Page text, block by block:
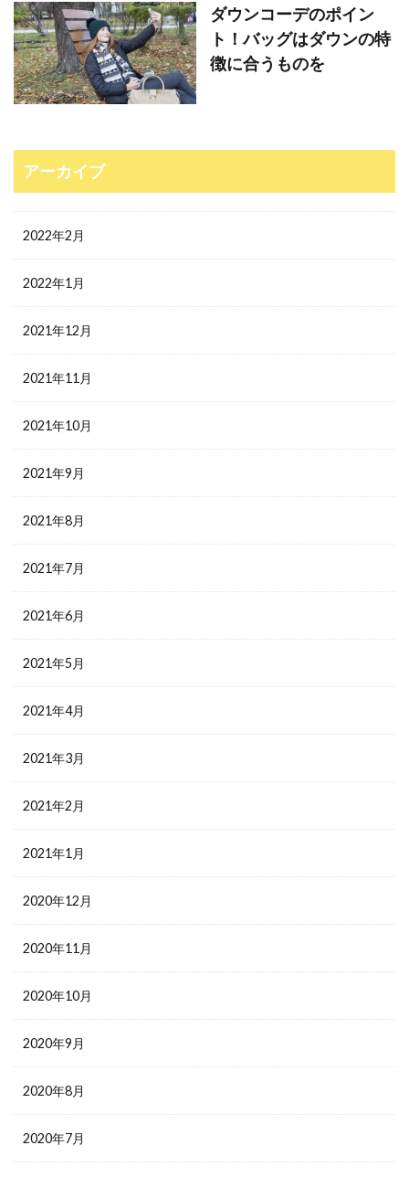
ダウンコーデのポイン
ト！バッグはダウンの特
徴に合うものを
アーカイブ
2022年2月
2022年1月
2021年12月
2021年11月
2021年10月
2021年9月
2021年8月
2021年7月
2021年6月
2021年5月
2021年4月
2021年3月
2021年2月
2021年1月
2020年12月
2020年11月
2020年10月
2020年9月
2020年8月
2020年7月